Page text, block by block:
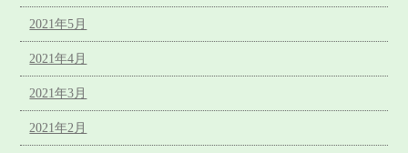
2021年5月
2021年4月
2021年3月
2021年2月